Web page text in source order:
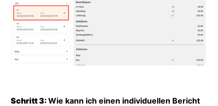
Schritt 3:Wie kann ich einen individuellen Bericht